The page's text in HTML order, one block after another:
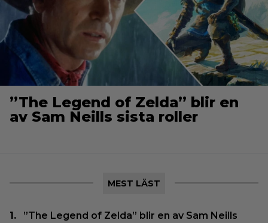
”The Legend of Zelda” blir en
av Sam Neills sista roller
MEST LÄST
”The Legend of Zelda” blir en av Sam Neills